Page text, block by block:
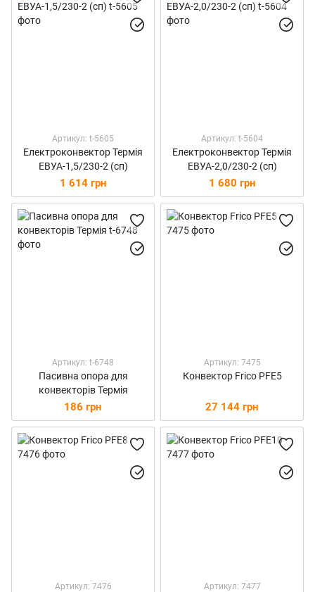
Артикул: t-5605
Електроконвектор Термія
ЕВУА-1,5/230-2 (сп)
1 614 грн
Артикул: t-5604
Електроконвектор Термія
ЕВУА-2,0/230-2 (сп)
1 680 грн
Артикул: t-6748
Пасивна опора для
конвекторів Термія
186 грн
Артикул: 7475
Конвектор Frico PFE5
27 144 грн
Артикул: 7476 Артикул: 7477